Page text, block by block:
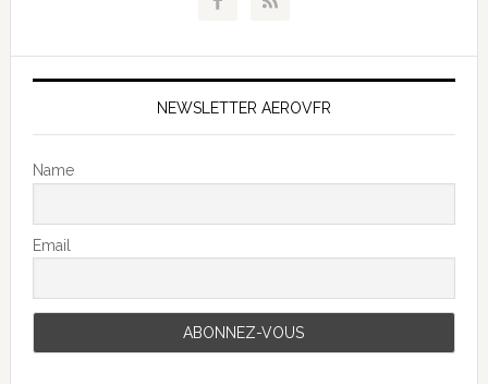
NEWSLETTER AEROVFR
Name
Email